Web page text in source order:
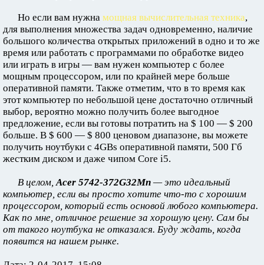
Но если вам нужна мощная вычислительная техника,
для выполнения множества задач одновременно, наличие
большого количества открытых приложений в одно и то же
время или работать с программами по обработке видео
или играть в игры — вам нужен компьютер с более
мощным процессором, или по крайней мере больше
оперативной памяти. Также отметим, что в то время как
этот компьютер по небольшой цене достаточно отличный
выбор, вероятно можно получить более выгодное
предложение, если вы готовы потратить на $ 100 — $ 200
больше. В $ 600 — $ 800 ценовом диапазоне, вы можете
получить ноутбуки с 4GBs оперативной памяти, 500 Гб
жестким диском и даже чипом Core i5.
В целом, Acer 5742-372G32Mn — это идеальный
компьютер, если вы просто хотите что-то с хорошим
процессором, который есть основой любого компьютера.
Как по мне, отличное решение за хорошую цену. Сам бы
от такого ноутбука не отказался. Буду ждать, когда
появится на нашем рынке.